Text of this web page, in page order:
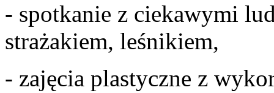
- spotkanie z ciekawymi
strażakiem, leśnikiem,
- zajęcia plastyczne z